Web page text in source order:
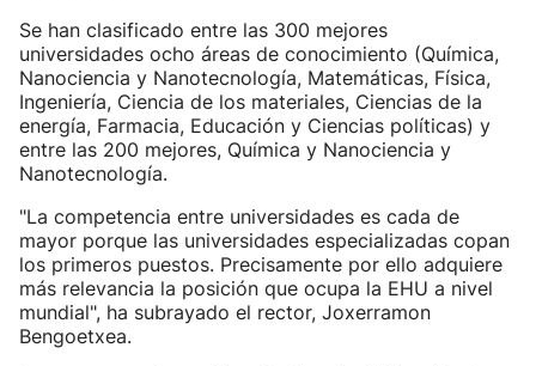
Se han clasificado entre las 300 mejores
universidades ocho áreas de conocimiento (Química,
Nanociencia y Nanotecnología, Matemáticas, Física,
Ingeniería, Ciencia de los materiales, Ciencias de la
energía, Farmacia, Educación y Ciencias políticas) y
entre las 200 mejores, Química y Nanociencia y
Nanotecnología.
"La competencia entre universidades es cada de
mayor porque las universidades especializadas copan
los primeros puestos. Precisamente por ello adquiere
más relevancia la posición que ocupa la EHU a nivel
mundial", ha subrayado el rector, Joxerramon
Bengoetxea.